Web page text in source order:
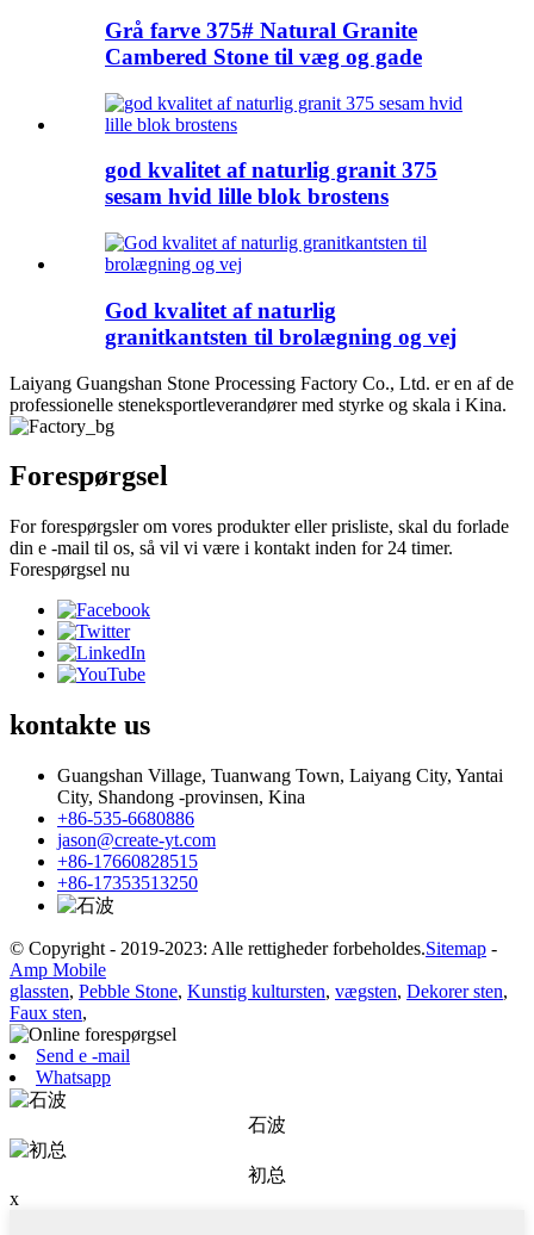
Grå farve 375# Natural Granite
Cambered Stone til væg og gade
god kvalitet af naturlig granit 375
sesam hvid lille blok brostens
God kvalitet af naturlig
granitkantsten til brolægning og vej
Laiyang Guangshan Stone Processing Factory Co., Ltd. er en af ​​de
professionelle steneksportleverandører med styrke og skala i Kina.
Forespørgsel
For forespørgsler om vores produkter eller prisliste, skal du forlade
din e -mail til os, så vil vi være i kontakt inden for 24 timer.
Forespørgsel nu
kontakte us
Guangshan Village, Tuanwang Town, Laiyang City, Yantai
City, Shandong -provinsen, Kina
+86-535-6680886
jason@create-yt.com
+86-17660828515
+86-17353513250
© Copyright - 2019-2023: Alle rettigheder forbeholdes.Sitemap -
Amp Mobile
glassten, Pebble Stone, Kunstig kultursten, vægsten, Dekorer sten,
Faux sten,
Send e -mail
Whatsapp
石波
初总
x